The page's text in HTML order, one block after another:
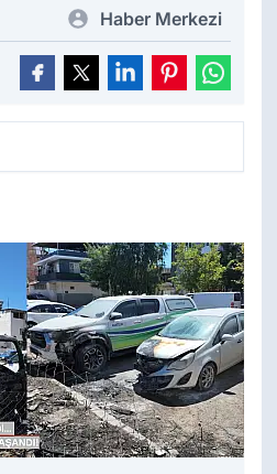
Haber Merkezi